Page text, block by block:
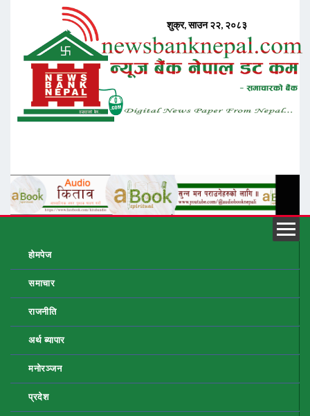
होमपेज
समाचार
राजनीति
अर्थ ब्यापार
मनोरञ्जन
प्रदेश